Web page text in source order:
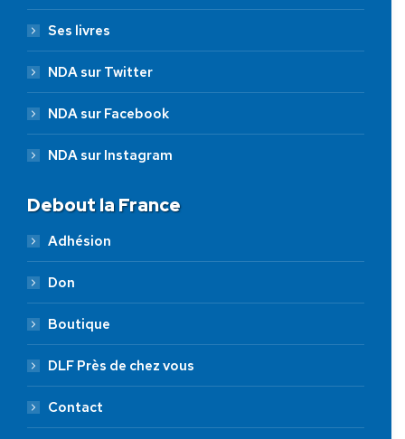
Ses livres
NDA sur Twitter
NDA sur Facebook
NDA sur Instagram
Debout la France
Adhésion
Don
Boutique
DLF Près de chez vous
Contact